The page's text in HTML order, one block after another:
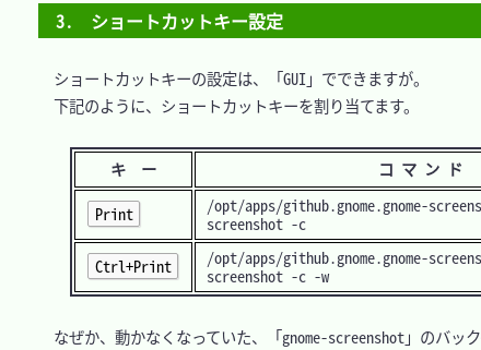
3.　ショートカットキー設定
ショートカットキーの設定は、「GUI」でできますが。
下記のように、ショートカットキーを割り当てます。
キ ー コ マ ン ド
Print
/opt/apps/github.gnome.gnome-
screenshot -c
Ctrl+Print /opt/apps/github.gnome.gnome-
screenshot -c -w
なぜか、動かなくなっていた、「gnome-screenshot」のバッ